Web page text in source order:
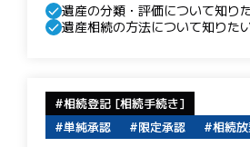
遺産の分類・評価について知り
遺産相続の方法について知りた
相続登記 [相続手続き]
単純承認
限定承認 相続